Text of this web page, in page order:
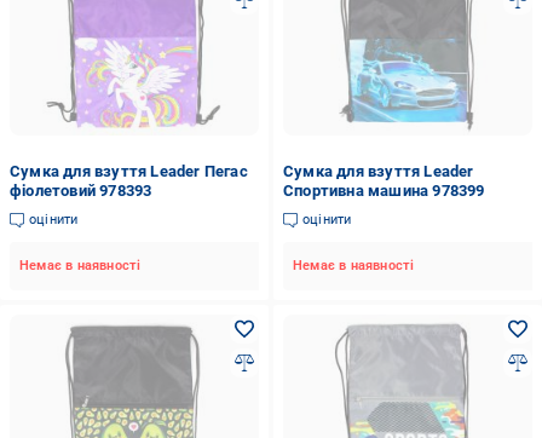
Сумка для взуття Leader Пегас
фіолетовий 978393
оцінити
Немає в наявності
Сумка для взуття Leader
Спортивна машина 978399
оцінити
Немає в наявності